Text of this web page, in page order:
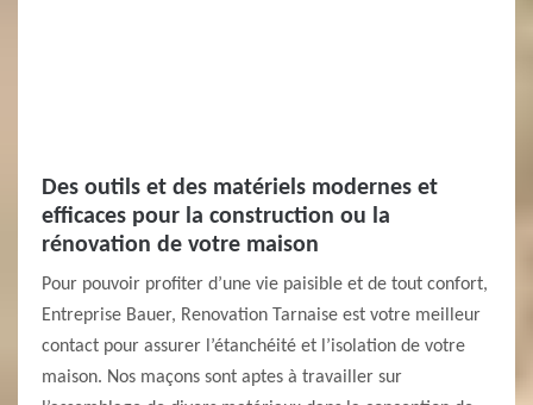
Des outils et des matériels modernes et
efficaces pour la construction ou la
rénovation de votre maison
Pour pouvoir profiter d’une vie paisible et de tout confort,
Entreprise Bauer, Renovation Tarnaise est votre meilleur
contact pour assurer l’étanchéité et l’isolation de votre
maison. Nos maçons sont aptes à travailler sur